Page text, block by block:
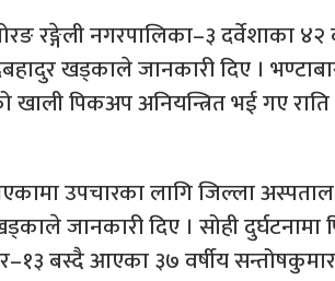
रङ्गेली नगरपालिका–३ दर्वेशाका ४२
खड्काले जानकारी दिए ।
खाली पिकअप अनियन्त्रित भई गए
उपचारका लागि जिल्ला
जानकारी दिए । सोही दुर्घटनामा
बस्दै आएका ३७ वर्षीय